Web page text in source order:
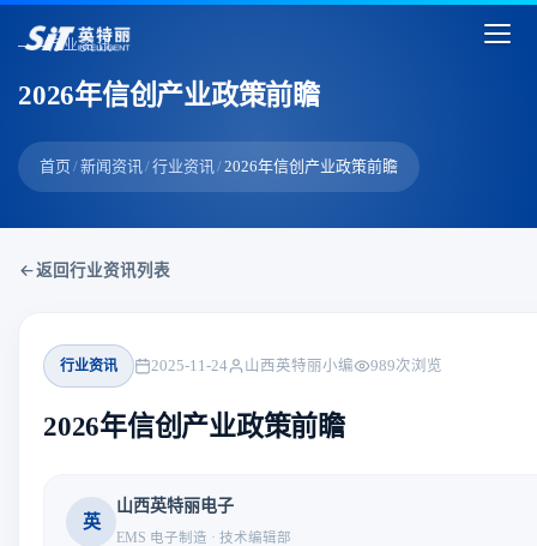
行业资讯
2026年信创产业政策前瞻
首页 /新闻资讯 /行业资讯 /2026年信创产业政策前瞻
返回行业资讯列表
行业资讯 2025-11-24 山西英特丽小编 989次浏览
2026年信创产业政策前瞻
英
山西英特丽电子
EMS 电子制造 · 技术编辑部